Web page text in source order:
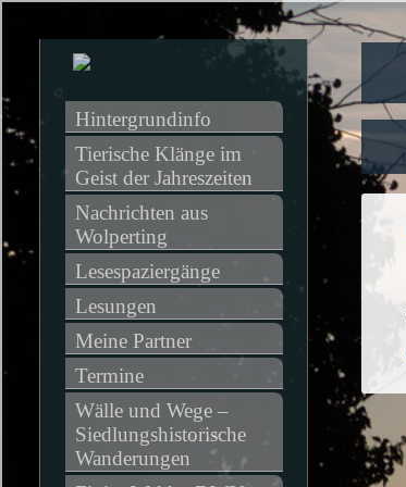
Hintergrundinfo
Tierische Klänge im
Geist der Jahreszeiten
Nachrichten aus
Wolperting
Lesespaziergänge
Lesungen
Meine Partner
Termine
Wälle und Wege –
Siedlungshistorische
Wanderungen